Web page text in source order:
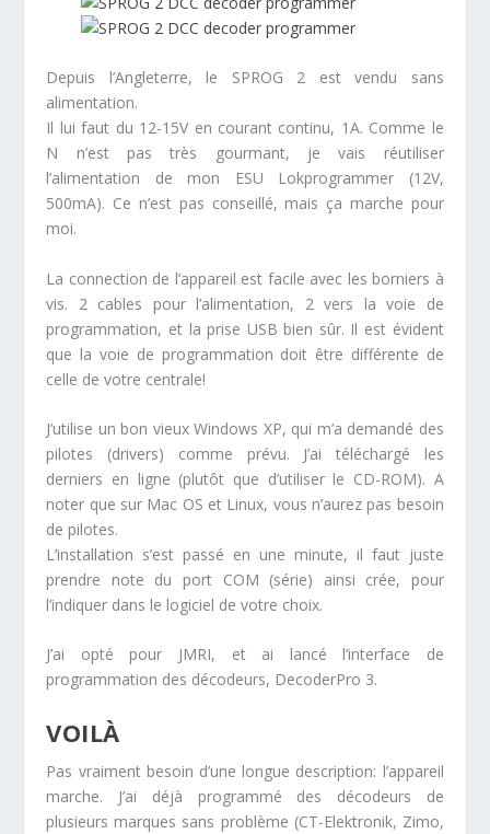
Depuis l’Angleterre, le SPROG 2 est vendu sans
alimentation.
Il lui faut du 12-15V en courant continu, 1A. Comme le
N n’est pas très gourmant, je vais réutiliser
l’alimentation de mon ESU Lokprogrammer (12V,
500mA). Ce n’est pas conseillé, mais ça marche pour
moi.
La connection de l’appareil est facile avec les borniers à
vis. 2 cables pour l’alimentation, 2 vers la voie de
programmation, et la prise USB bien sûr. Il est évident
que la voie de programmation doit être différente de
celle de votre centrale!
J’utilise un bon vieux Windows XP, qui m’a demandé des
pilotes (drivers) comme prévu. J’ai téléchargé les
derniers en ligne (plutôt que d’utiliser le CD-ROM). A
noter que sur Mac OS et Linux, vous n’aurez pas besoin
de pilotes.
L’installation s’est passé en une minute, il faut juste
prendre note du port COM (série) ainsi crée, pour
l’indiquer dans le logiciel de votre choix.
J’ai opté pour JMRI, et ai lancé l’interface de
programmation des décodeurs, DecoderPro 3.
VOILÀ
Pas vraiment besoin d’une longue description: l’appareil
marche. J’ai déjà programmé des décodeurs de
plusieurs marques sans problème (CT-Elektronik, Zimo,